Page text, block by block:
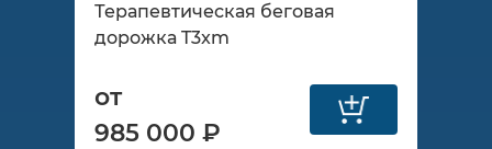
Терапевтическая беговая
дорожка T3xm
от
985 000 ₽